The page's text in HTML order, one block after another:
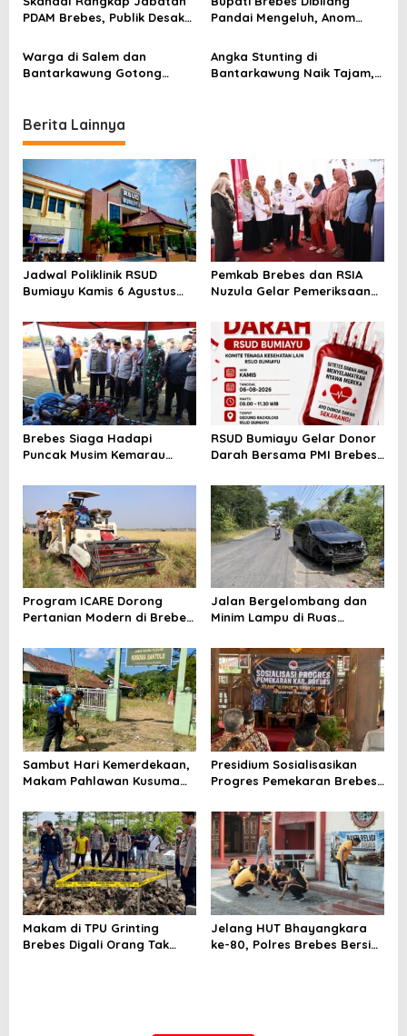
t
o
n
PDAM Brebes, Publik Desak
Dugaan Penyalahgunaan
Pandai Mengeluh, Anom
Bukan Retorika!
Warga di Salem dan
Bantarkawung Gotong
Angka Stunting di
Bantarkawung Naik Tajam,
Berita Lainnya
Jadwal Poliklinik RSUD
Bumiayu Kamis 6 Agustus
Dokter Sebelum Berkunjung
Pemkab Brebes dan RSIA
Nuzula Gelar Pemeriksaan
Perkuat Kesehatan Ibu dan
Bayi
Brebes Siaga Hadapi
Puncak Musim Kemarau
Kesiapsiagaan Bencana dan
Karhutla
RSUD Bumiayu Gelar Donor
Darah Bersama PMI Brebes
Indonesia
Program ICARE Dorong
Pertanian Modern di Brebes,
Tembus 10,2 Ton per Hektare
Jalan Bergelombang dan
Minim Lampu di Ruas
Telan Korban, Innova
Hantam Pohon di
Bantarkawung
Sambut Hari Kemerdekaan,
Makam Pahlawan Kusuma
Dibersihkan
Presidium Sosialisasikan
Progres Pemekaran Brebes
Pansus DPRD Jateng Jadi
Tahap Berikutnya
Makam di TPU Grinting
Brebes Digali Orang Tak
Jelang HUT Bhayangkara
ke-80, Polres Brebes Bersih-